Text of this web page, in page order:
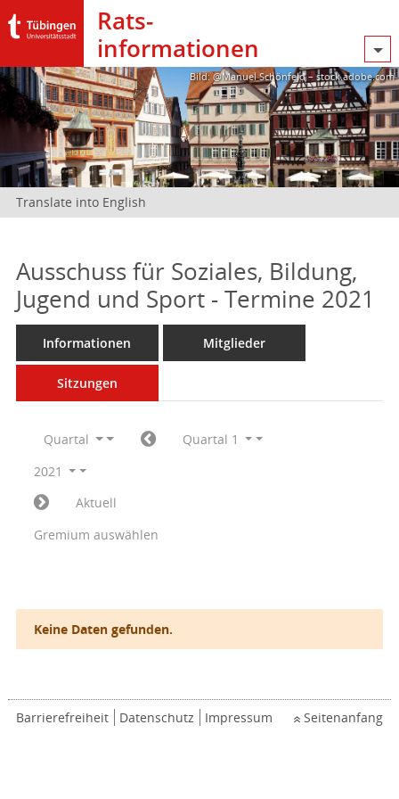
Rats­
informationen
Bild: @Manuel Schönfeld – stock.adobe.com
Translate into English
Ausschuss für Soziales, Bildung,
Jugend und Sport - Termine 2021
Informationen Mitglieder
Sitzungen
Quartal
Quartal 1
2021
Aktuell
Gremium auswählen
Keine Daten gefunden.
Barrierefreiheit Datenschutz Impressum Seitenanfang